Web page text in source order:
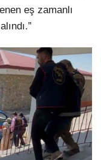
eş zamanlı